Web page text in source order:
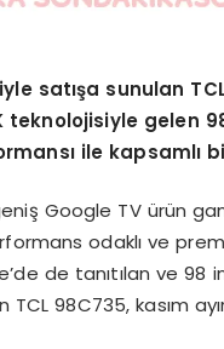
satışa sunulan
teknolojisiyle gelen
ile kapsamlı
Google TV ürün
odaklı ve
de tanıtılan ve
98C735, kasım